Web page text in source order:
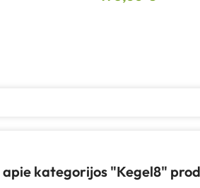
kategorijos "Kegel8"